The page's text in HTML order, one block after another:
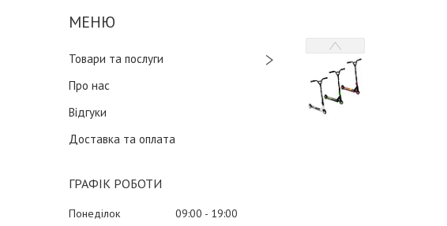
Товари та послуги
Про нас
Відгуки
Доставка та оплата
ГРАФІК РОБОТИ
Понеділок 09:00
19:00